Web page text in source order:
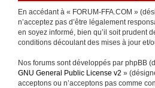
En accédant à « FORUM-FFA.COM »
n’acceptez pas d’être légalement
en soyez informé, bien qu’il soit prudent
conditions découlant des mises à jour et/
Nos forums sont développés par phpBB
GNU General Public License v2 »
acceptons ou n’acceptons pas comme